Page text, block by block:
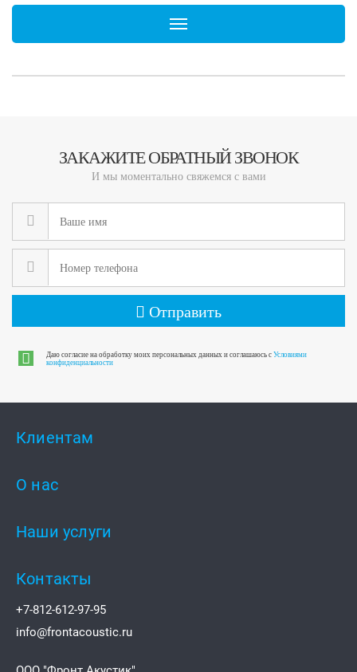
Toggle navigation
ЗАКАЖИТЕ ОБРАТНЫЙ ЗВОНОК
И мы моментально свяжемся с вами
Отправить
Даю согласие на обработку моих персональных данных и соглашаюсь с Условиями
конфиденциальности
Клиентам
О нас
Наши услуги
Контакты
+7-812-612-97-95
info@frontacoustic.ru